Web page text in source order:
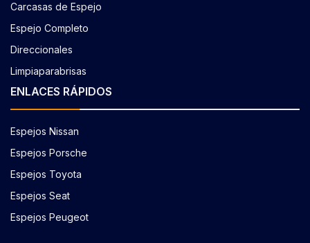
Carcasas de Espejo
Espejo Completo
Direccionales
Limpiaparabrisas
ENLACES RÁPIDOS
Espejos Nissan
Espejos Porsche
Espejos Toyota
Espejos Seat
Espejos Peugeot